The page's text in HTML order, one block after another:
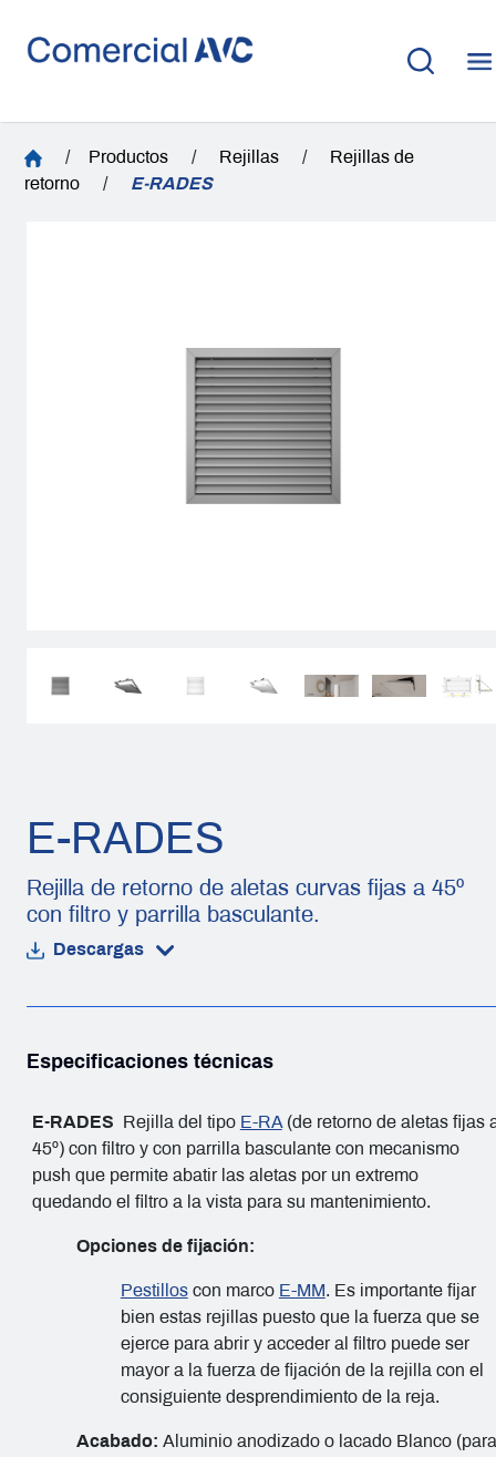
/ Productos / Rejillas /
Rejillas de
retorno
/ E-RADES
E-RADES
Rejilla de retorno de aletas curvas fijas a 45º
con filtro y parrilla basculante.
Descargas
Especificaciones técnicas
E-RADES Rejilla del tipo E-RA(de retorno de aletas fijas
45º) con filtro y con parrilla basculante con mecanismo
push que permite abatir las aletas por un extremo
quedando el filtro a la vista para su mantenimiento.
Opciones de fijación:
Pestilloscon marco E-MM. Es importante fijar
bien estas rejillas puesto que la fuerza que se
ejerce para abrir y acceder al filtro puede ser
mayor a la fuerza de fijación de la rejilla con el
consiguiente desprendimiento de la reja.
Acabado: Aluminio anodizado o lacado Blanco (para